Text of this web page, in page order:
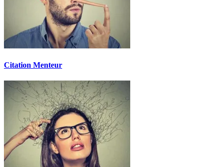
Citation Menteur